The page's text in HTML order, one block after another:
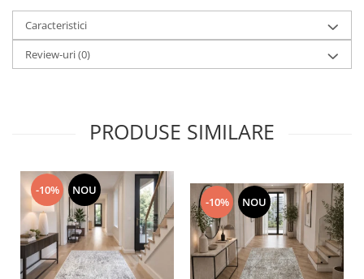
Caracteristici
Review-uri(0)
PRODUSE SIMILARE
-10% NOU
-10% NOU